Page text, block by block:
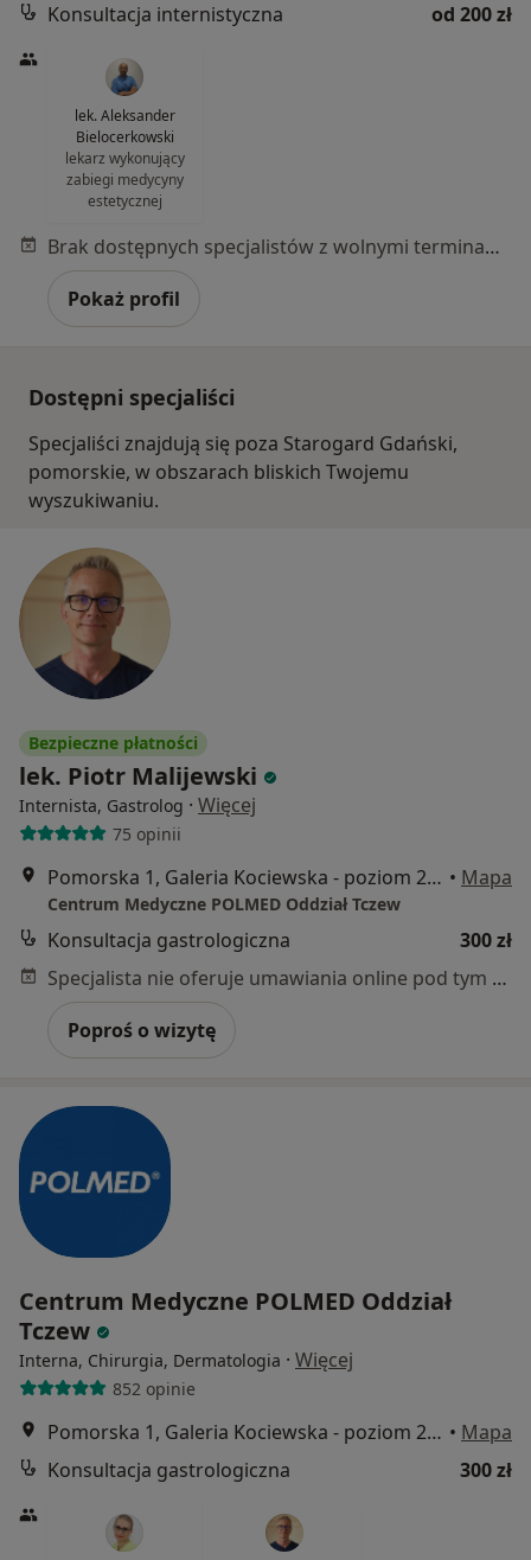
Konsultacja internistyczna od 200 zł
lek. Aleksander
Bielocerkowski
lekarz wykonujący
zabiegi medycyny
estetycznej
Brak dostępnych specjalistów z wolnymi terminami w tym centrum medycznym.
Pokaż profil
Dostępni specjaliści
Specjaliści znajdują się poza Starogard Gdański,
pomorskie, w obszarach bliskich Twojemu
wyszukiwaniu.
Bezpieczne płatności
lek. Piotr Malijewski
Internista, Gastrolog · Więcej
75 opinii
Pomorska 1, Galeria Kociewska - poziom 2, Tczew • Mapa
Centrum Medyczne POLMED Oddział Tczew
Konsultacja gastrologiczna
300 zł
Specjalista nie oferuje umawiania online pod tym adresem.
Poproś o wizytę
Centrum Medyczne POLMED Oddział
Tczew
Interna, Chirurgia, Dermatologia · Więcej
852 opinie
Pomorska 1, Galeria Kociewska - poziom 2, Tczew • Mapa
Konsultacja gastrologiczna
300 zł